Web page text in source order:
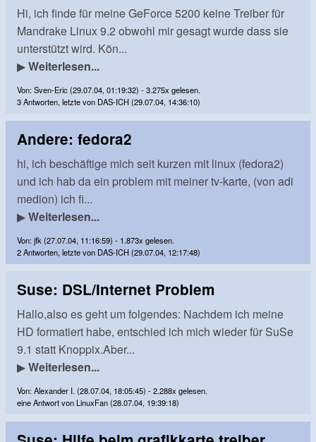
Hi, ich finde für meine GeForce 5200 keine Treiber für
Mandrake Linux 9.2 obwohl mir gesagt wurde dass sie
unterstützt wird. Kön...
▶Weiterlesen...
Von: Sven-Eric (29.07.04, 01:19:32) - 3.275x gelesen.
3 Antworten, letzte von DAS-ICH (29.07.04, 14:36:10)
Andere: fedora2
hi, ich beschäftige mich seit kurzen mit linux (fedora2)
und ich hab da ein problem mit meiner tv-karte, (von adi
medion) ich fi...
▶Weiterlesen...
Von: jfk (27.07.04, 11:16:59) - 1.873x gelesen.
2 Antworten, letzte von DAS-ICH (29.07.04, 12:17:48)
Suse: DSL/Internet Problem
Hallo,also es geht um folgendes: Nachdem ich meine
HD formatiert habe, entschied ich mich wieder für SuSe
9.1 statt Knoppix.Aber...
▶Weiterlesen...
Von: Alexander I. (28.07.04, 18:05:45) - 2.288x gelesen.
eine Antwort von LinuxFan (28.07.04, 19:39:18)